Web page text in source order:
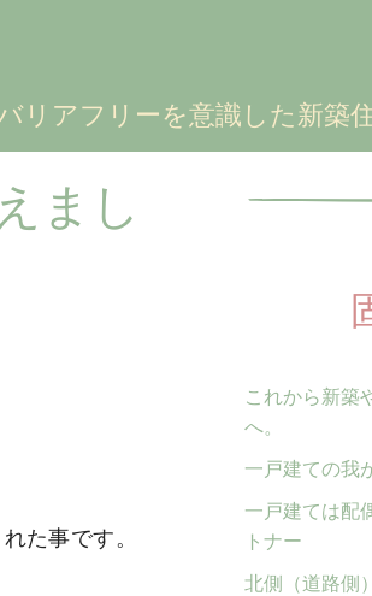
リアフリーを意識した新築
まし
た事です。
索:
これから新築
へ。
一戸建ての我
一戸建ては配
トナー
北側（道路側